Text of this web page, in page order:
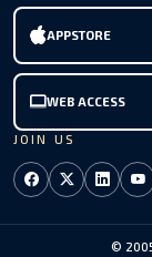
APPSTORE
WEB ACCESS
JOIN US
©